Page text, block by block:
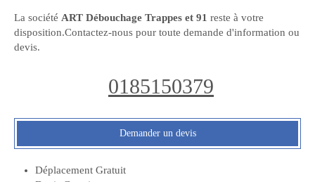
La société ART Débouchage Trappes et 91 reste à votre
disposition.Contactez-nous pour toute demande d'information ou
devis.
0185150379
Demander un devis
Déplacement Gratuit